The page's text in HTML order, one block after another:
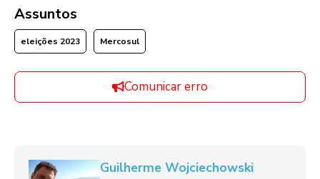
Assuntos
eleições 2023 Mercosul
Comunicar erro
Guilherme Wojciechowski